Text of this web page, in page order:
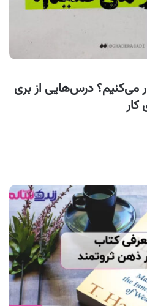
می‌کنیم؟ درس‌هایی از بری
کار